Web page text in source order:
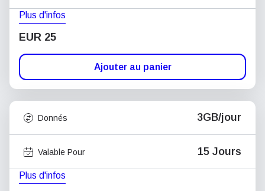
Plus d'infos
EUR 25
Ajouter au panier
Donnés 3GB/jour
Valable Pour 15 Jours
Plus d'infos